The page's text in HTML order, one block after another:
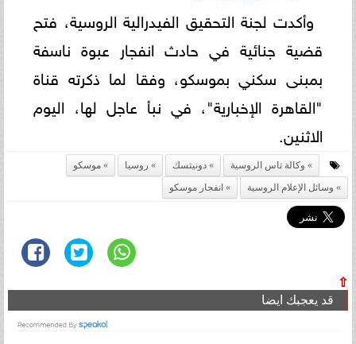
وأكدت لجنة التحقيق الفيدرالية الروسية، فتح
قضية جنائية في حادث انفجار عبوة ناسفة
بمبنى سكني بموسكو، وفقا لما ذكرته قناة
"القاهرة الإخبارية"، في نبأ عاجل لها، اليوم
الاثنين.
وكالة تاس الروسية دونيتسك روسيا
موسكو
وسائل الإعلام الروسية
انفجار موسكو
⇧
قد يعجبك ايضا